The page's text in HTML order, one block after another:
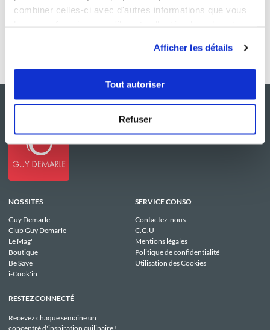
combiner celles-ci avec d'autres informations que vous
Afficher les détails
Tout autoriser
Refuser
NOS SITES
Guy Demarle
Club Guy Demarle
Le Mag'
Boutique
Be Save
i-Cook'in
SERVICE CONSO
Contactez-nous
C.G.U
Mentions légales
Politique de confidentialité
Utilisation des Cookies
RESTEZ CONNECTÉ
Recevez chaque semaine un
concentré d'inspiration cuilinaire !